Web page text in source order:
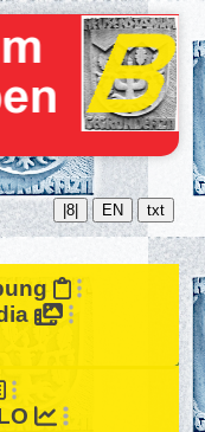
|8| EN txt